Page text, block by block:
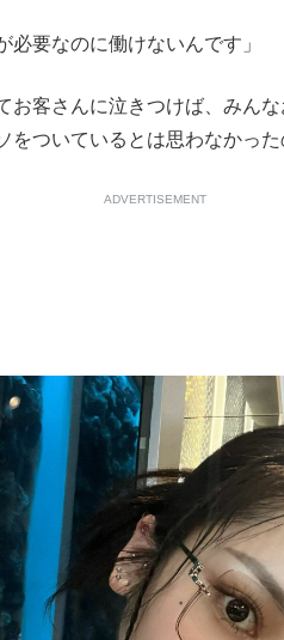
必要なのに働けないんです」
客さんに泣きつけば、みん
をついているとは思わなかった
ADVERTISEMENT